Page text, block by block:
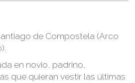
de Compostela (Arco
en novio, padrino,
que quieran vestir las últimas